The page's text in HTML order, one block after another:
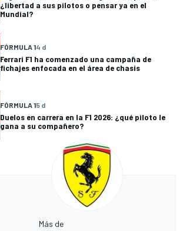
¿libertad a sus pilotos o pensar ya en el
Mundial?
FÓRMULA 14 d
Ferrari F1 ha comenzado una campaña de
fichajes enfocada en el área de chasis
FÓRMULA 15 d
Duelos en carrera en la F1 2026: ¿qué piloto le
gana a su compañero?
Más de